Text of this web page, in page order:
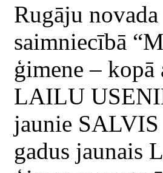
Rugāju
saimniecībā
ģimene –
LAILU
jaunie
gadus jaunais